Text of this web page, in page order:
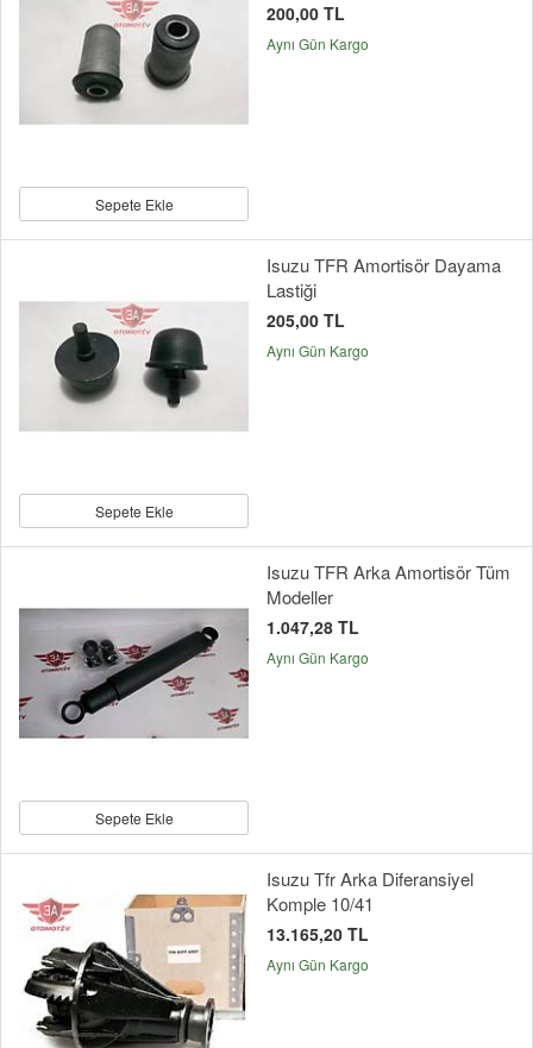
Sepete Ekle
200,00 TL
Aynı Gün Kargo
Sepete Ekle
Isuzu TFR Amortisör Dayama
Lastiği
205,00 TL
Aynı Gün Kargo
Sepete Ekle
Isuzu TFR Arka Amortisör Tüm
Modeller
1.047,28 TL
Aynı Gün Kargo
Isuzu Tfr Arka Diferansiyel
Komple 10/41
13.165,20 TL
Aynı Gün Kargo